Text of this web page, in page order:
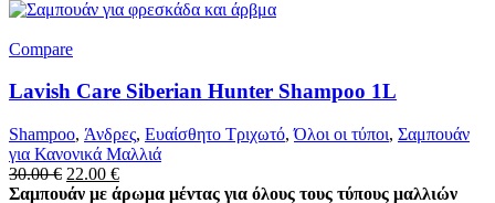
Compare
Lavish Care Siberian Hunter Shampoo 1L
Shampoo, Άνδρες, Ευαίσθητο Τριχωτό,Όλοι οι τύποι, Σαμπουάν
για Κανονικά Μαλλιά
30.00€ Original
price
22.00 €Η
τρέχουσα
Σαμπουάν με άρωμα μέντας για όλους τους τύπους μαλλιών